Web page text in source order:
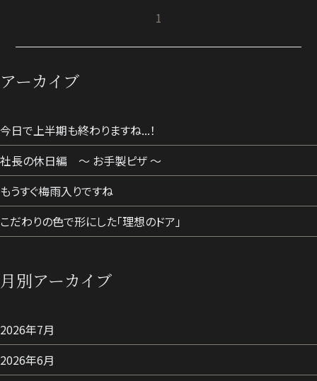
1
アーカイブ
今日で上半期も終わりますね...！
社長の休日編 ～ お手製ピザ ～
もうすぐ梅雨入りですね
こだわりの色で形にした「理想のドア」
月別アーカイブ
2026年7月
2026年6月